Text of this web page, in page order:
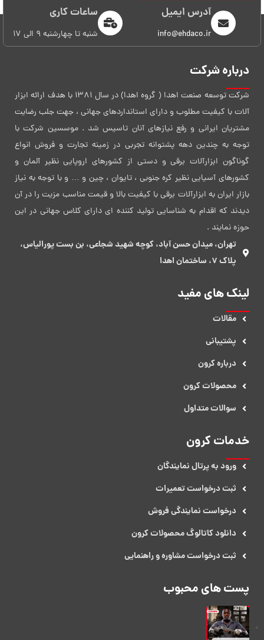
آدرس ایمیل
info@ehdaco.ir
ساعات کاری
شنبه تا چهارشنبه 9 الی 17
درباره شرکت
شرکت توسعه صنعت اهدا ( گروه اهدا) در سال 1381 با هدف ارائه ابزار
آلات با کیفیت مطلوب و دارای استانداردهای جهانی ، جهت جلب رضایت
مشتریان ایرانی و رفع نیازهای آنان تاسیس شد . موسسین شرکت با
توجه به چندین دهه پشتوانه تجربی در زمینه تجارت و فروش انواع
گوناگون ابزارآلات برقی و دستی از کشورهای اروپایی نظیر آلمان و
کشورهای آسیایی نظیر کره جنوبی ، تایوان ، چین و … و با توجه به نیاز
بازار ایران به ابزارآلات برقی با کیفیت بالا و قیمت مناسب مزیت را در آن
دیدند که اقدام به شناسایی تولید کننده ای دارای کلاس جهانی در این
حوزه نمایند .
تهران، میدان حسن آباد، کوچه شهید شجاعی، بن بست پورالیاس،
پلاک 7، ساختمان اهدا
لینک های مفید
مقالات
پشتیبانی
درباره کرون
محصولات کرون
سوالات متداول
خدمات کرون
ورود به پرتال نمایندگان
ثبت درخواست تعمیرات
درخواست نمایندگی فروش​
دانلود کاتالوگ محصولات کرون
ثبت درخواست مشاوره و راهنمایی
پست های محبوب